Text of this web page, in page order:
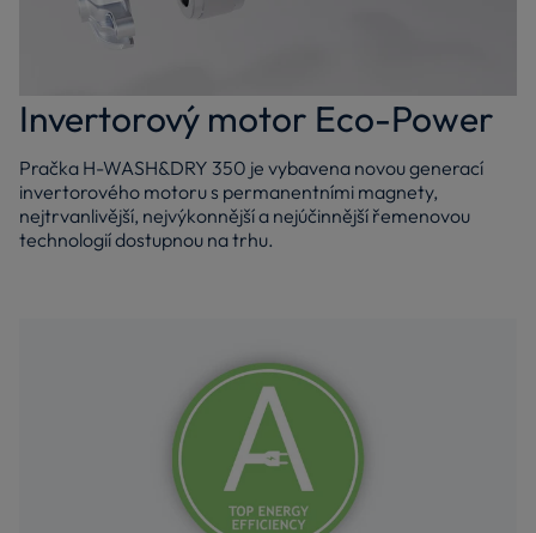
Invertorový motor Eco-Power
Pračka H-WASH&DRY 350 je vybavena novou generací
invertorového motoru s permanentními magnety,
nejtrvanlivější, nejvýkonnější a nejúčinnější řemenovou
technologií dostupnou na trhu.